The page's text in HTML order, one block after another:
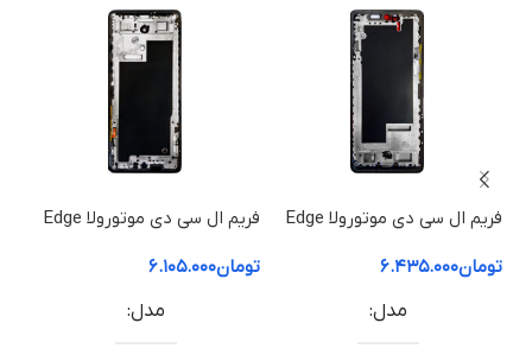
فریم ال سی دی موتورولا Edge
تومان۶.۴۳۵.۰۰۰
مدل
فریم ال سی دی موتورولا Edge
تومان۶.۱۰۵.۰۰۰
مدل